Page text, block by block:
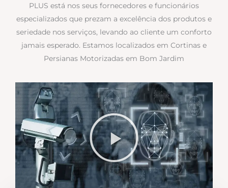
PLUS está nos seus fornecedores e funcionários
especializados que prezam a excelência dos produtos e
seriedade nos serviços, levando ao cliente um conforto
jamais esperado. Estamos localizados em Cortinas e
Persianas Motorizadas em Bom Jardim